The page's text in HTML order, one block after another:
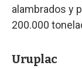
alambrados y
200.000
Uruplac